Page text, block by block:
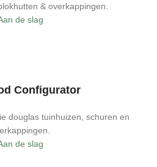
& overkappingen.
de slag
Configurator
douglas tuinhuizen, schuren en
de slag